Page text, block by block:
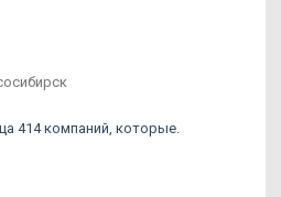
414 компаний, которые.